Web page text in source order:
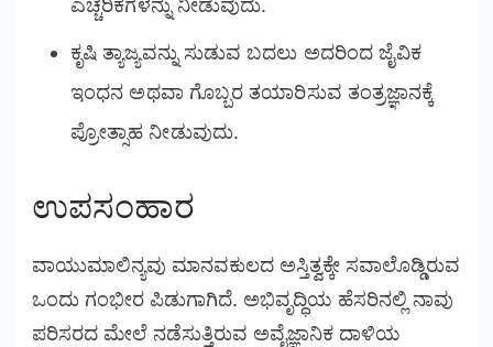
ಎಚ್ಚರಿಕೆಗಳನ್ನು ನೀಡುವುದು.
ಕೃಷಿ ತ್ಯಾಜ್ಯವನ್ನು ಸುಡುವ ಬದಲು ಅದರಿಂದ ಜೈವಿಕ
ಇಂಧನ ಅಥವಾ ಗೊಬ್ಬರ ತಯಾರಿಸುವ ತಂತ್ರಜ್ಞಾನಕ್ಕೆ
ಪ್ರೋತ್ಸಾಹ ನೀಡುವುದು.
ಉಪಸಂಹಾರ
ವಾಯುಮಾಲಿನ್ಯವು ಮಾನವಕುಲದ ಅಸ್ತಿತ್ವಕ್ಕೇ ಸವಾಲೊಡ್ಡಿರುವ
ಒಂದು ಗಂಭೀರ ಪಿಡುಗಾಗಿದೆ. ಅಭಿವೃದ್ಧಿಯ ಹೆಸರಿನಲ್ಲಿ ನಾವು
ಪರಿಸರದ ಮೇಲೆ ನಡೆಸುತ್ತಿರುವ ಅವೈಜ್ಞಾನಿಕ ದಾಳಿಯ